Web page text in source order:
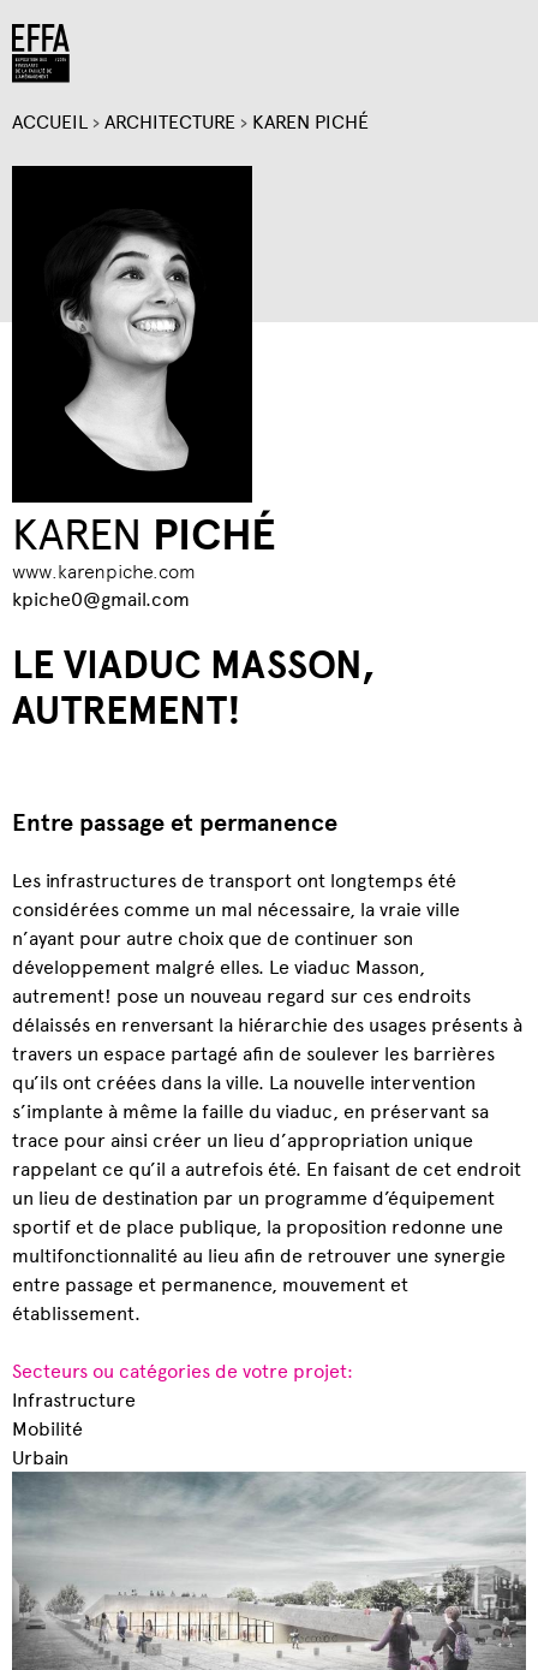
VOUS
ACCUEIL ›ARCHITECTURE › KAREN PICHÉ
KAREN PICHÉ
www.karenpiche.com
kpiche0@gmail.com
LE VIADUC MASSON,
AUTREMENT!
Entre passage et permanence
Les infrastructures de transport ont longtemps été
considérées comme un mal nécessaire, la vraie ville
n’ayant pour autre choix que de continuer son
développement malgré elles. Le viaduc Masson,
autrement! pose un nouveau regard sur ces endroits
délaissés en renversant la hiérarchie des usages présents à
travers un espace partagé afin de soulever les barrières
qu’ils ont créées dans la ville. La nouvelle intervention
s’implante à même la faille du viaduc, en préservant sa
trace pour ainsi créer un lieu d’appropriation unique
rappelant ce qu’il a autrefois été. En faisant de cet endroit
un lieu de destination par un programme d’équipement
sportif et de place publique, la proposition redonne une
multifonctionnalité au lieu afin de retrouver une synergie
entre passage et permanence, mouvement et
établissement.
Secteurs ou catégories de votre projet:
Infrastructure
Mobilité
Urbain